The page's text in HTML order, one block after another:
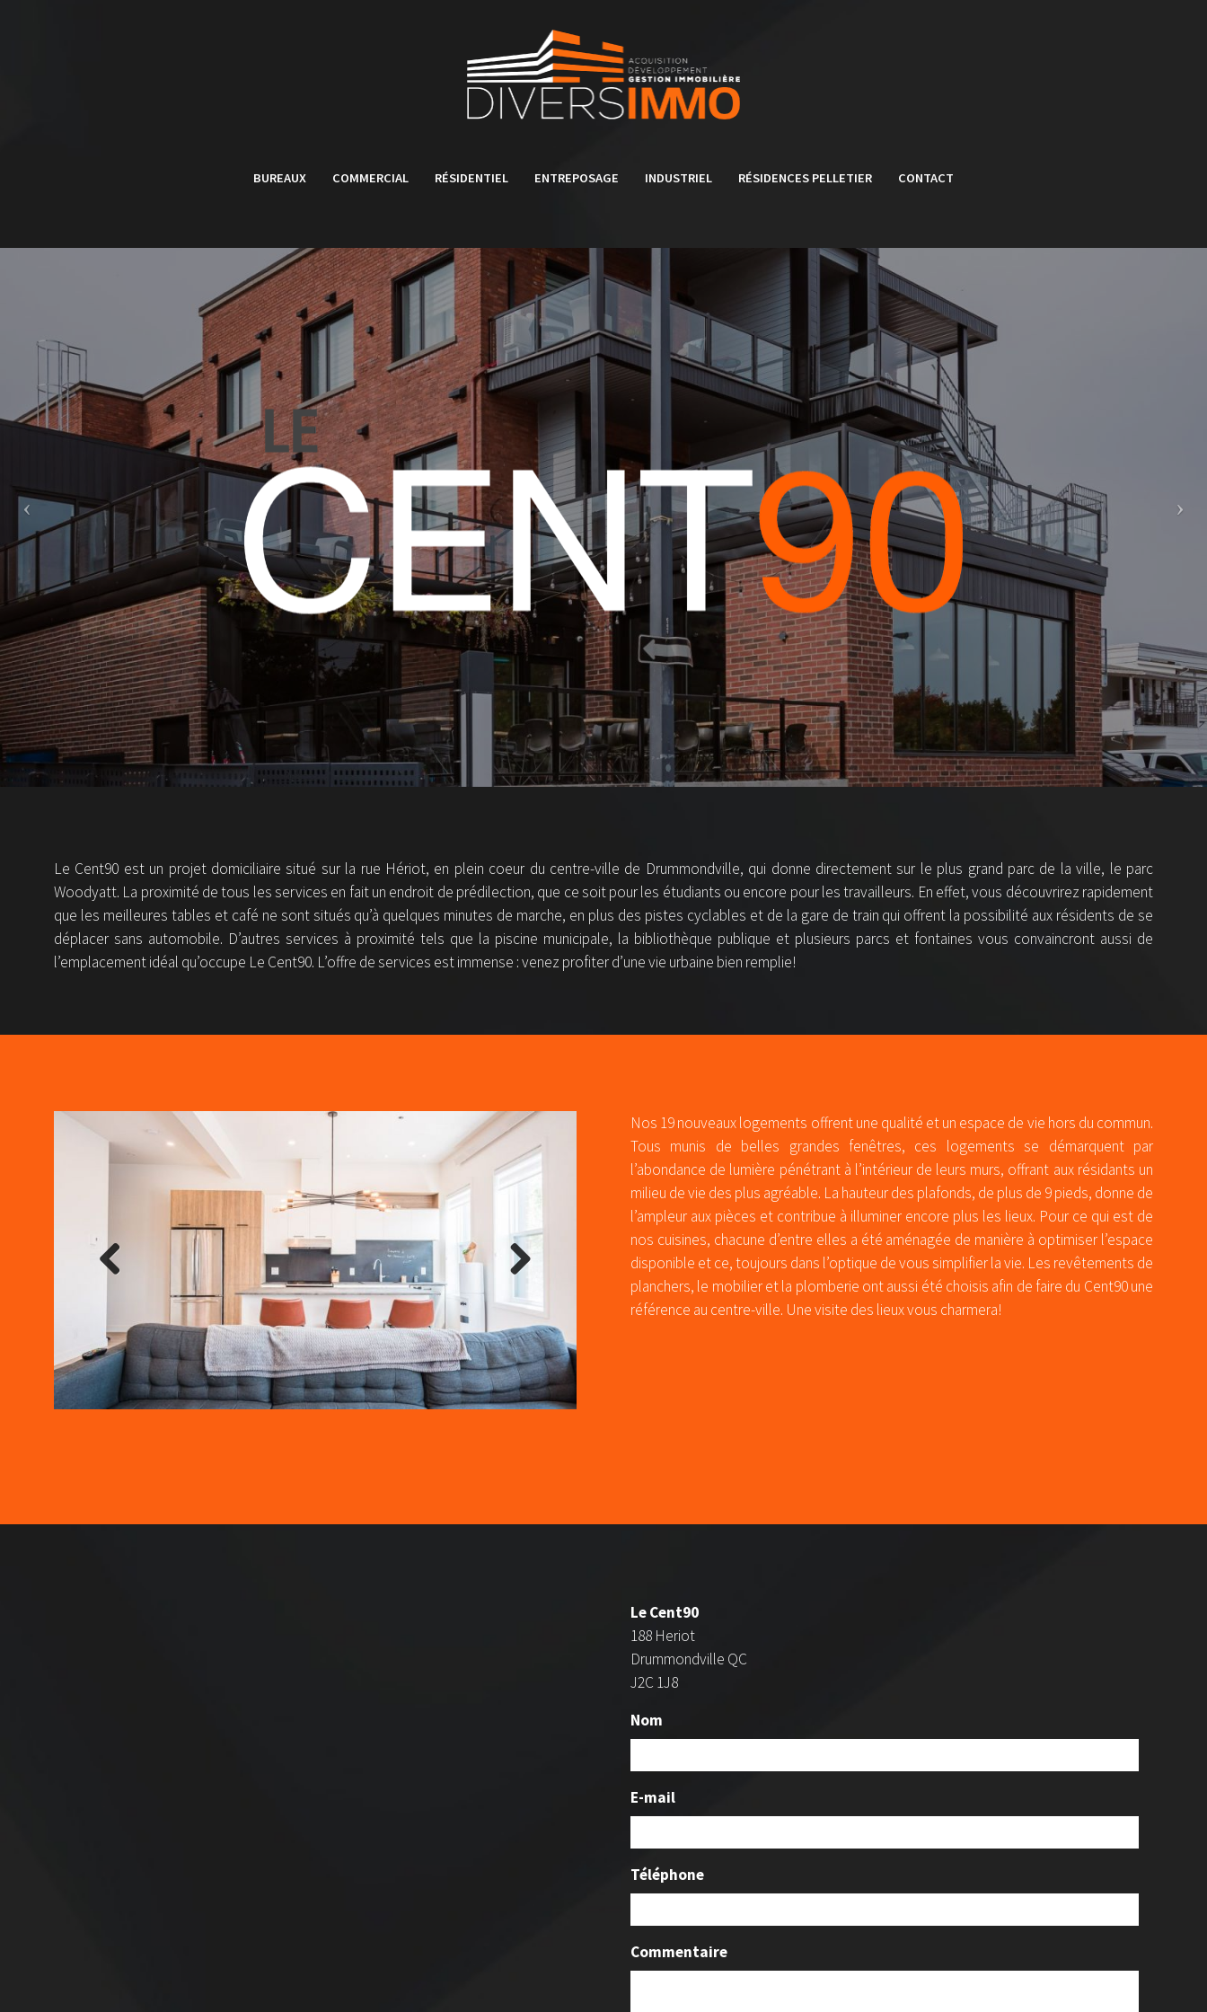
BUREAUX COMMERCIAL RÉSIDENTIEL ENTREPOSAGE INDUSTRIEL RÉSIDENCES PELLETIER CONTACT
Le Cent90 est un projet domiciliaire situé sur la rue Hériot, en plein coeur du centre-ville de Drummondville, qui donne directement sur le plus grand parc de la ville, le parc
Woodyatt. La proximité de tous les services en fait un endroit de prédilection, que ce soit pour les étudiants ou encore pour les travailleurs. En effet, vous découvrirez rapidement
que les meilleures tables et café ne sont situés qu’à quelques minutes de marche, en plus des pistes cyclables et de la gare de train qui offrent la possibilité aux résidents de se
déplacer sans automobile. D’autres services à proximité tels que la piscine municipale, la bibliothèque publique et plusieurs parcs et fontaines vous convaincront aussi de
l’emplacement idéal qu’occupe Le Cent90. L’offre de services est immense : venez profiter d’une vie urbaine bien remplie!
Nos 19 nouveaux logements offrent une qualité et un espace de vie hors du commun.
Tous munis de belles grandes fenêtres, ces logements se démarquent par
l’abondance de lumière pénétrant à l’intérieur de leurs murs, offrant aux résidants un
milieu de vie des plus agréable. La hauteur des plafonds, de plus de 9 pieds, donne de
l’ampleur aux pièces et contribue à illuminer encore plus les lieux. Pour ce qui est de
nos cuisines, chacune d’entre elles a été aménagée de manière à optimiser l’espace
disponible et ce, toujours dans l’optique de vous simplifier la vie. Les revêtements de
planchers, le mobilier et la plomberie ont aussi été choisis afin de faire du Cent90 une
référence au centre-ville. Une visite des lieux vous charmera!
Le Cent90
188 Heriot
Drummondville QC
J2C 1J8
Nom
E-mail
Téléphone
Commentaire